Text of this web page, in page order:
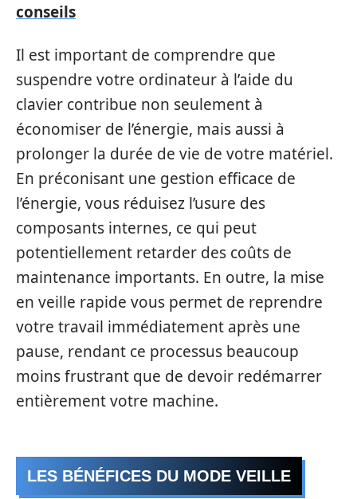
conseils
Il est important de comprendre que
suspendre votre ordinateur à l’aide du
clavier contribue non seulement à
économiser de l’énergie, mais aussi à
prolonger la durée de vie de votre matériel.
En préconisant une gestion efficace de
l’énergie, vous réduisez l’usure des
composants internes, ce qui peut
potentiellement retarder des coûts de
maintenance importants. En outre, la mise
en veille rapide vous permet de reprendre
votre travail immédiatement après une
pause, rendant ce processus beaucoup
moins frustrant que de devoir redémarrer
entièrement votre machine.
LES BÉNÉFICES DU MODE VEILLE